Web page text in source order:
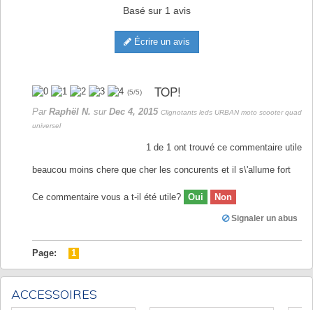
Basé sur 1 avis
Écrire un avis
(5/5) TOP!
Par Raphël N. sur Dec 4, 2015 Clignotants leds URBAN moto scooter quad
universel
1 de 1 ont trouvé ce commentaire utile
beaucou moins chere que cher les concurents et il s\'allume fort
Ce commentaire vous a t-il été utile? Oui Non
Signaler un abus
Page: 1
ACCESSOIRES